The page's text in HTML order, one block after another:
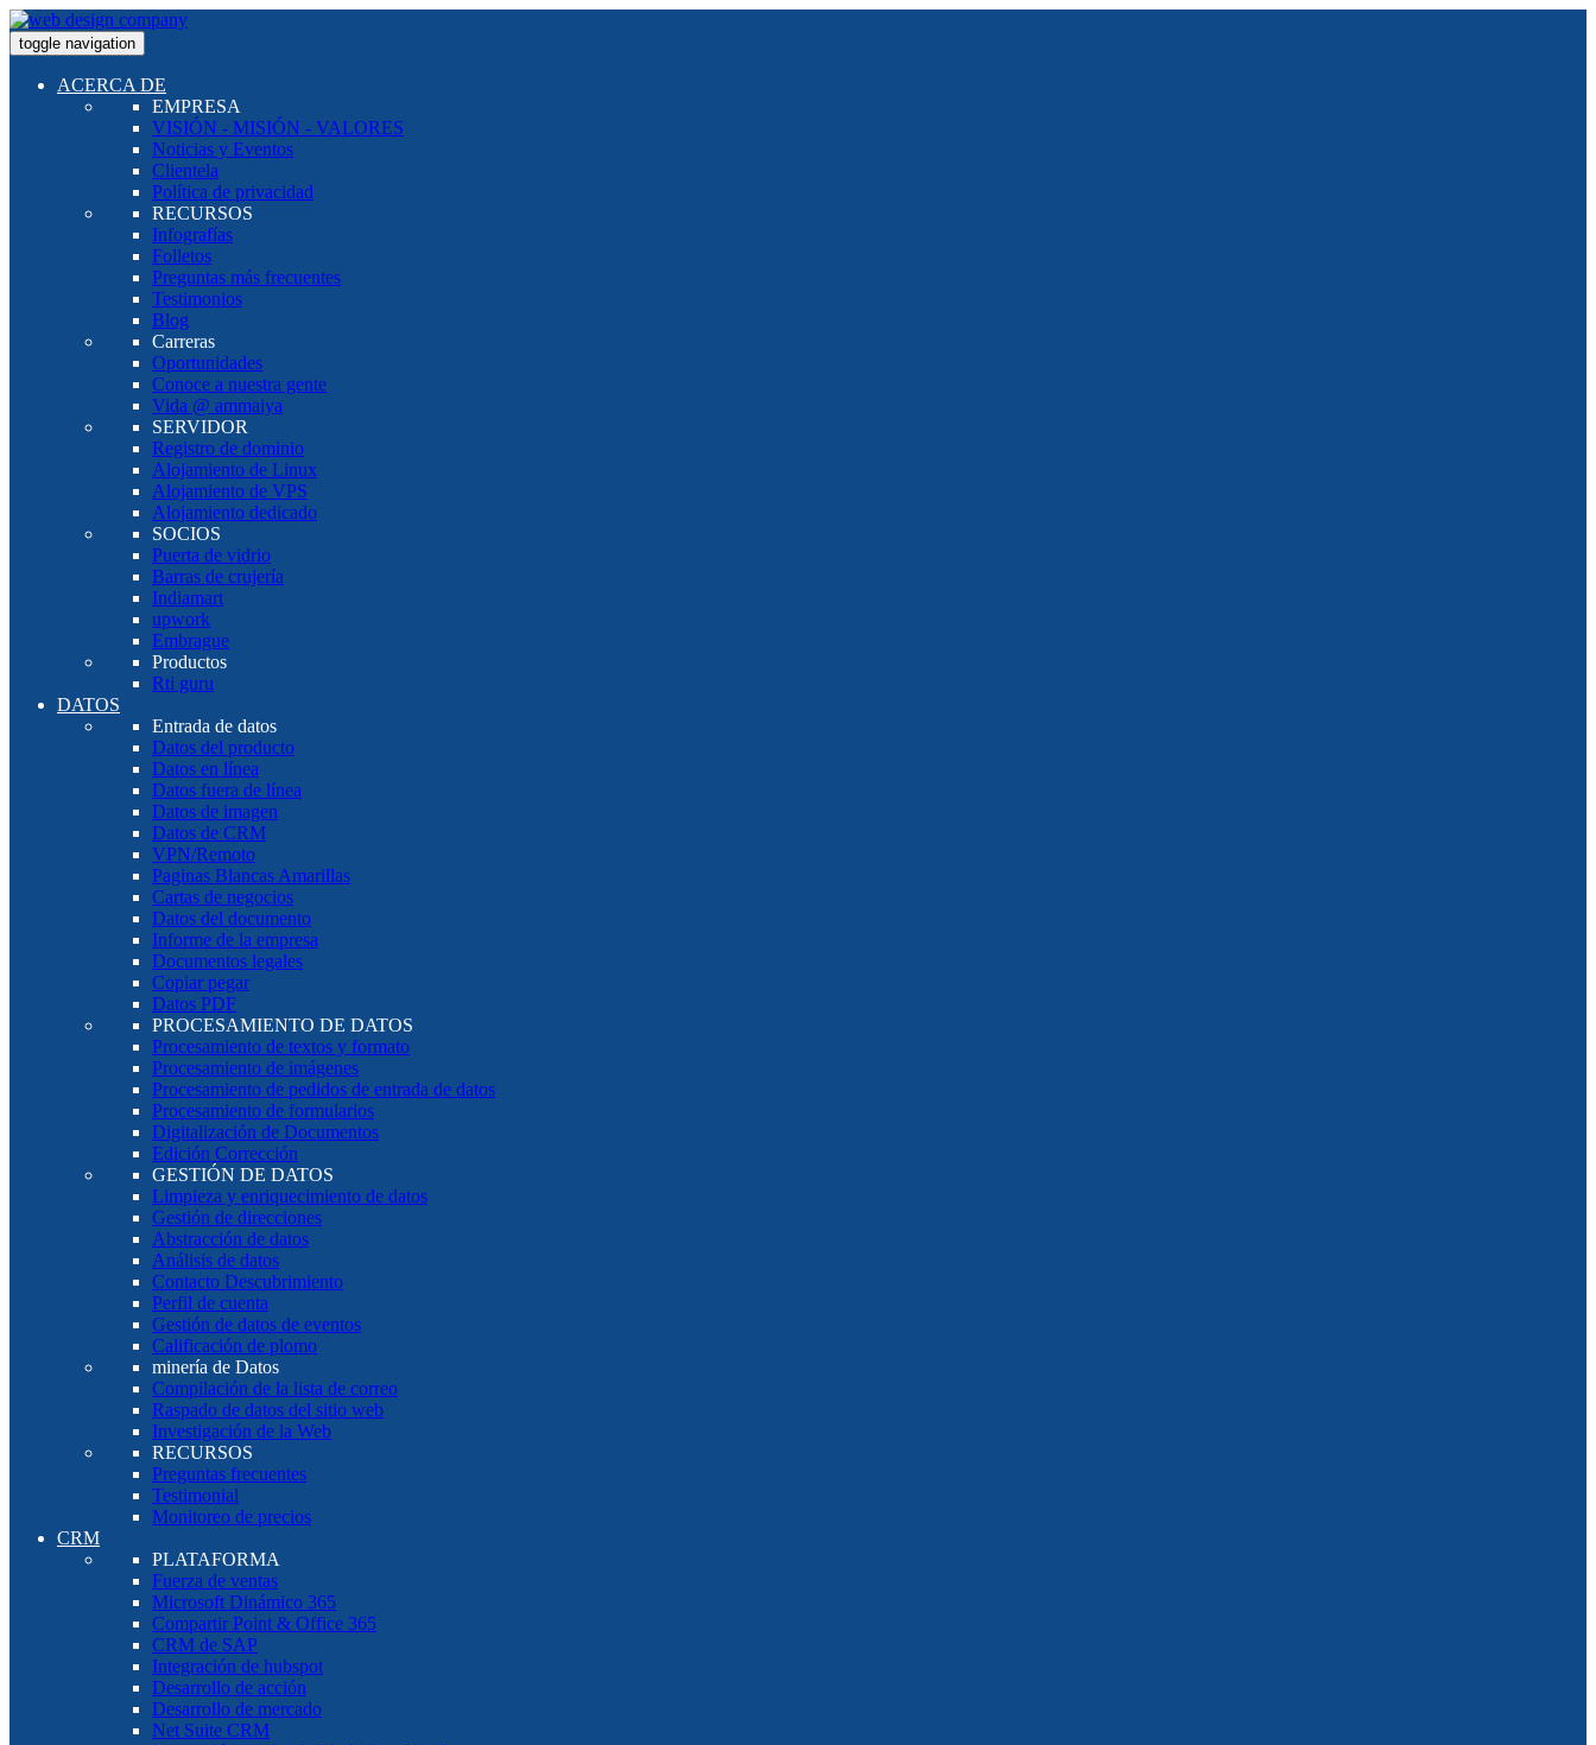
toggle navigation
ACERCA DE
EMPRESA
VISIÓN - MISIÓN - VALORES
Noticias y Eventos
Clientela
Política de privacidad
RECURSOS
Infografías
Folletos
Preguntas más frecuentes
Testimonios
Blog
Carreras
Oportunidades
Conoce a nuestra gente
Vida @ ammaiya
SERVIDOR
Registro de dominio
Alojamiento de Linux
Alojamiento de VPS
Alojamiento dedicado
SOCIOS
Puerta de vidrio
Barras de crujería
Indiamart
upwork
Embrague
Productos
Rti guru
DATOS
Entrada de datos
Datos del producto
Datos en línea
Datos fuera de línea
Datos de imagen
Datos de CRM
VPN/Remoto
Paginas Blancas Amarillas
Cartas de negocios
Datos del documento
Informe de la empresa
Documentos legales
Copiar pegar
Datos PDF
PROCESAMIENTO DE DATOS
Procesamiento de textos y formato
Procesamiento de imágenes
Procesamiento de pedidos de entrada de datos
Procesamiento de formularios
Digitalización de Documentos
Edición Corrección
GESTIÓN DE DATOS
Limpieza y enriquecimiento de datos
Gestión de direcciones
Abstracción de datos
Análisis de datos
Contacto Descubrimiento
Perfil de cuenta
Gestión de datos de eventos
Calificación de plomo
minería de Datos
Compilación de la lista de correo
Raspado de datos del sitio web
Investigación de la Web
RECURSOS
Preguntas frecuentes
Testimonial
Monitoreo de precios
CRM
PLATAFORMA
Fuerza de ventas
Microsoft Dinámico 365
Compartir Point & Office 365
CRM de SAP
Integración de hubspot
Desarrollo de acción
Desarrollo de mercado
Net Suite CRM